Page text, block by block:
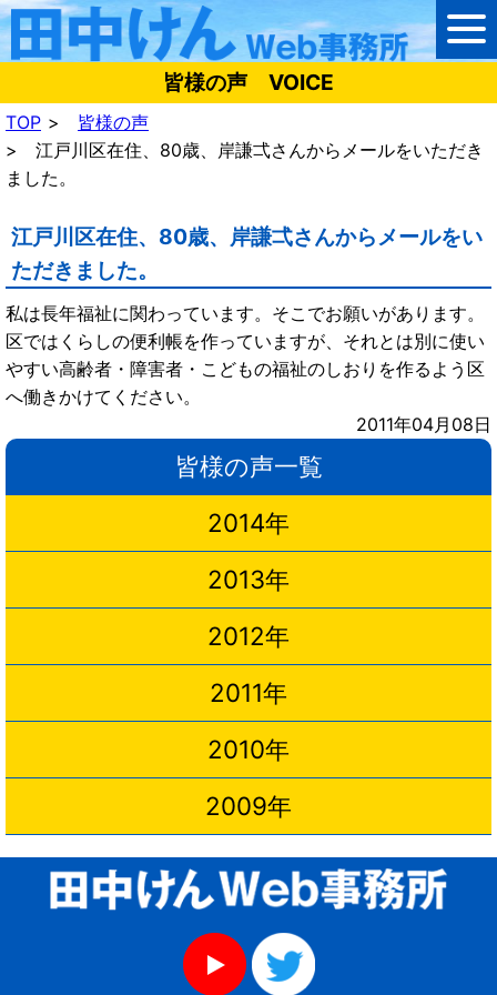
皆様の声 VOICE
TOP
皆様の声
江戸川区在住、80歳、岸謙弌さんからメールをいただき
ました。
江戸川区在住、80歳、岸謙弌さんからメールをい
ただきました。
私は長年福祉に関わっています。そこでお願いがあります。
区ではくらしの便利帳を作っていますが、それとは別に使い
やすい高齢者・障害者・こどもの福祉のしおりを作るよう区
へ働きかけてください。
2011年04月08日
皆様の声一覧
2014年
2013年
2012年
2011年
2010年
2009年